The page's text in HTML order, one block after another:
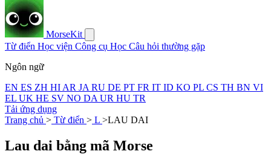
MorseKit
Từ điển Học viện Công cụ Học Câu hỏi thường gặp
Ngôn ngữ
EN ES ZH HI AR JA RU DE PT FR IT ID KO PL CS TH BN VI
EL UK HE SV NO DA UR HU TR
Tải ứng dụng
Trang chủ > Từ điển > L >LAU DAI
Lau dai bằng mã Morse